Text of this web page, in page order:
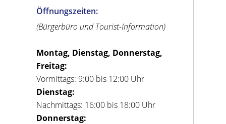
Öffnungszeiten:
(Bürgerbüro und Tourist-Information)
Montag, Dienstag, Donnerstag,
Freitag:
Vormittags: 9:00 bis 12:00 Uhr
Dienstag:
Nachmittags: 16:00 bis 18:00 Uhr
Donnerstag: